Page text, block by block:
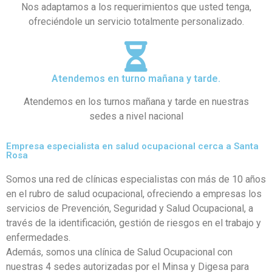
Nos adaptamos a los requerimientos que usted tenga,
ofreciéndole un servicio totalmente personalizado.
Atendemos en turno mañana y tarde.
Atendemos en los turnos mañana y tarde en nuestras
sedes a nivel nacional
Empresa especialista en salud ocupacional cerca a Santa
Rosa
Somos una red de clínicas especialistas con más de 10 años
en el rubro de salud ocupacional, ofreciendo a empresas los
servicios de Prevención, Seguridad y Salud Ocupacional, a
través de la identificación, gestión de riesgos en el trabajo y
enfermedades.
Además, somos una clínica de Salud Ocupacional con
nuestras 4 sedes autorizadas por el Minsa y Digesa para